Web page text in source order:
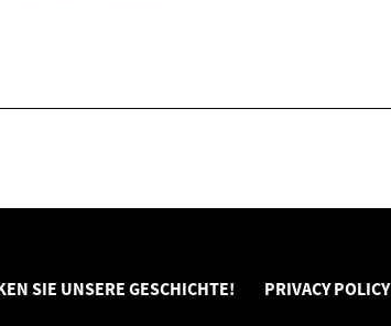
SIE UNSERE GESCHICHTE! PRIVACY POLICY